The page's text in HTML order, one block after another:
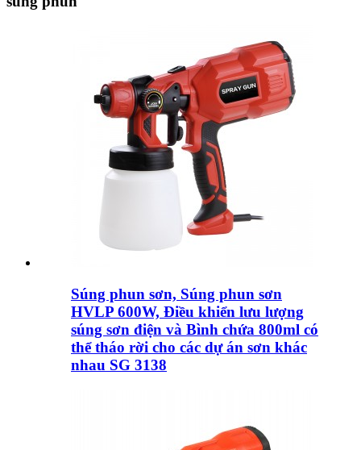
Súng phun sơn, Súng phun sơn
HVLP 600W, Điều khiển lưu lượng
súng sơn điện và Bình chứa 800ml có
thể tháo rời cho các dự án sơn khác
nhau SG 3138